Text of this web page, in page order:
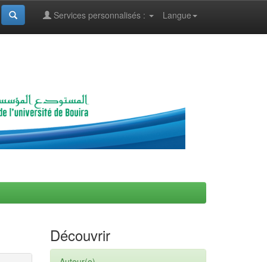
Langue
Services personnalisés :
Découvrir